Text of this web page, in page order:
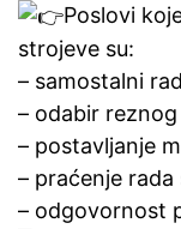
Poslovi
strojeve su:
– samostalni
– odabir
– postavljanje
– praćenje rada
– odgovornost